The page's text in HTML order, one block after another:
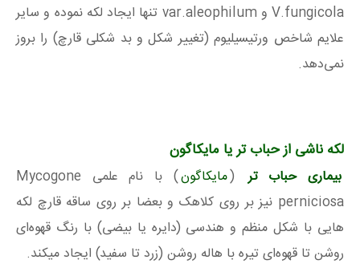
V.fungicola و var.aleophilum تنها ایجاد لکه نموده و سایر
علایم شاخص ورتیسیلیوم (تغییر شکل و بد شکلی قارچ) را بروز
نمی‌دهد.
لکه ناشی از حباب تر یا مایکاگون
بیماری حباب تر (مایکاگون
) با نام علمی Mycogone
perniciosa نیز بر روی کلاهک و بعضا بر روی ساقه قارچ لکه
هایی با شکل منظم و هندسی (دایره یا بیضی) با رنگ قهوه‌ای
روشن تا قهوه‌ای تیره با هاله روشن (زرد تا سفید) ایجاد میکند.